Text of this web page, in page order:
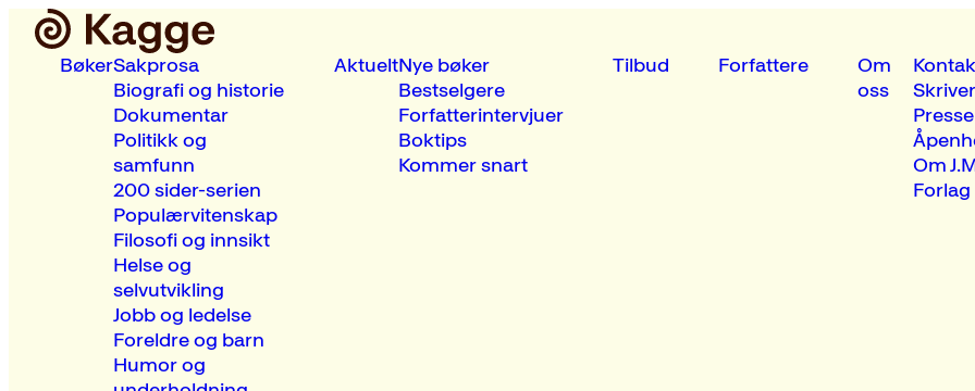
BøkerSakprosa
Biografi og historie
Dokumentar
Politikk og
samfunn
200 sider-serien
Populærvitenskap
Filosofi og innsikt
Helse og
selvutvikling
Jobb og ledelse
Foreldre og barn
Humor og
AktueltNye bøker
Bestselgere
Forfatterintervjuer
Boktips
Kommer snart
Tilbud Forfattere
Om
oss
Presse
Om
Forlag